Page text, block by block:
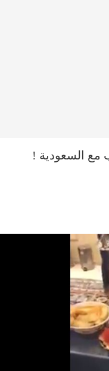
السعودية !